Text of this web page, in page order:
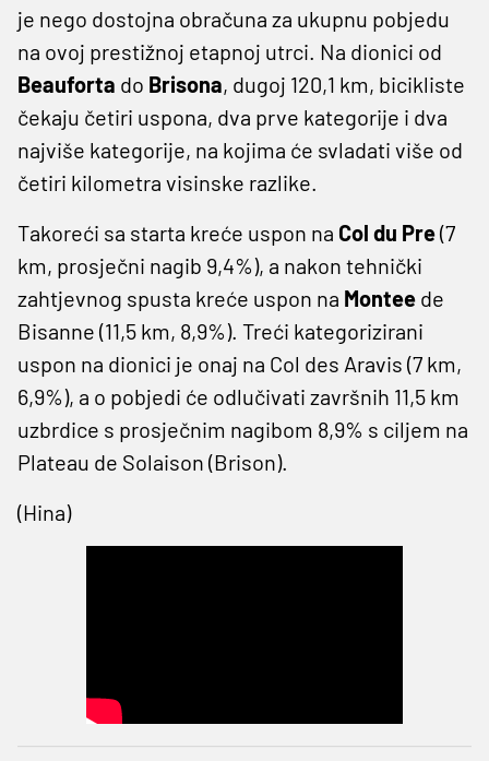
je nego dostojna obračuna za ukupnu pobjedu
na ovoj prestižnoj etapnoj utrci. Na dionici od
Beauforta do Brisona, dugoj 120,1 km, bicikliste
čekaju četiri uspona, dva prve kategorije i dva
najviše kategorije, na kojima će svladati više od
četiri kilometra visinske razlike.
Takoreći sa starta kreće uspon na Col du Pre(7
km, prosječni nagib 9,4%), a nakon tehnički
zahtjevnog spusta kreće uspon na Montee de
Bisanne (11,5 km, 8,9%). Treći kategorizirani
uspon na dionici je onaj na Col des Aravis (7 km,
6,9%), a o pobjedi će odlučivati završnih 11,5 km
uzbrdice s prosječnim nagibom 8,9% s ciljem na
Plateau de Solaison (Brison).
(Hina)